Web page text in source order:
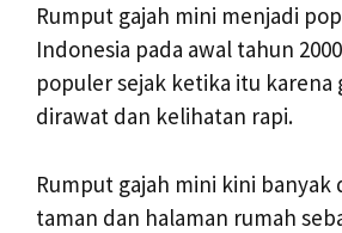
Rumput gajah mini menjadi
Indonesia pada awal tahun
populer sejak ketika itu karena
dirawat dan kelihatan rapi.
Rumput gajah mini kini banyak
taman dan halaman rumah